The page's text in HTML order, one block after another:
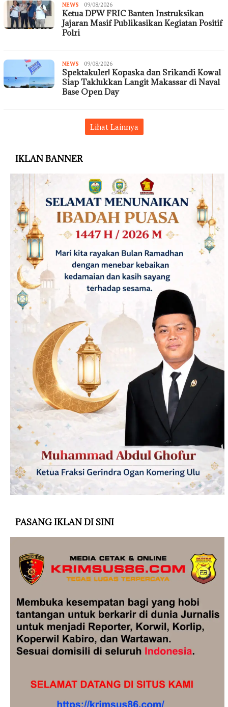
NEWS Redaksi
Krimsus
86
09/08/2026
Ketua DPW FRIC Banten Instruksikan
Jajaran Masif Publikasikan Kegiatan Positif
Polri
NEWS Redaksi
Krimsus
86
09/08/2026
Spektakuler! Kopaska dan Srikandi Kowal
Siap Taklukkan Langit Makassar di Naval
Base Open Day
Lihat Lainnya
IKLAN BANNER
PASANG IKLAN DI SINI